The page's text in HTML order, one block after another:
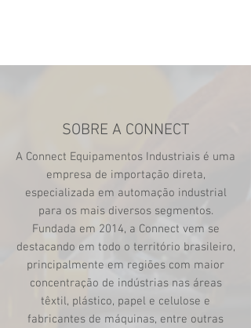
SOBRE A CONNECT
A Connect Equipamentos Industriais é uma
empresa de importação direta,
especializada em automação industrial
para os mais diversos segmentos.
Fundada em 2014, a Connect vem se
destacando em todo o território brasileiro,
principalmente em regiões com maior
concentração de indústrias nas áreas
têxtil, plástico, papel e celulose e
fabricantes de máquinas, entre outras